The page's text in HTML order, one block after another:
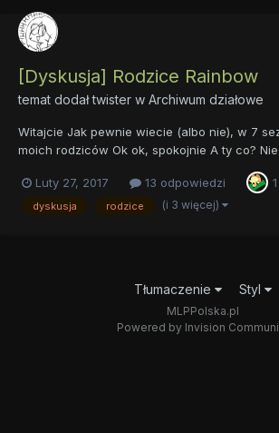
[Dyskusja] Rodzice Rainbow
temat dodałtwister w Archiwum działowe
Witajcie Jak pewnie wiecie (albo nie), w 7
moich rodziców Ok ok, spokojnie A ty co?
wszystkim co chcecie na temat rodziców
Luty 27, 2017 13 odpowiedzi 1
dyskusja rodzice (i 3 więcej)
Tłumaczenie Styl
MLPPolska.pl
Powered by Invision